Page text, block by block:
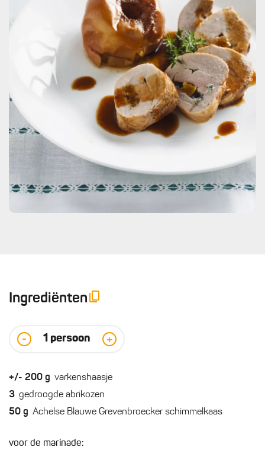
Ingrediënten
- 1 persoon +
+/- 200 g varkenshaasje
3 gedroogde abrikozen
50 g Achelse Blauwe Grevenbroecker schimmelkaas
voor de marinade: